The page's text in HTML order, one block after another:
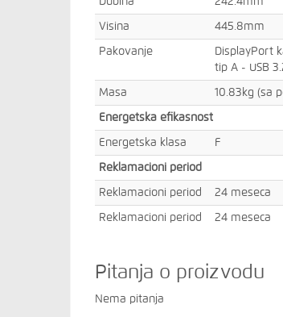
Visina 445.8mm
Pakovanje
DisplayPort
tip A - USB
Masa 10.83kg (sa
Energetska efikasnost
Energetska klasa F
Reklamacioni period
Reklamacioni period 24 meseca
Reklamacioni period 24 meseca
Pitanja o proizvodu
Nema pitanja